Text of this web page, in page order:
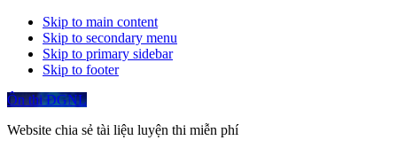
Skip to main content
Skip to secondary menu
Skip to primary sidebar
Skip to footer
Ôn thi ĐGNL
Website chia sẻ tài liệu luyện thi miễn phí